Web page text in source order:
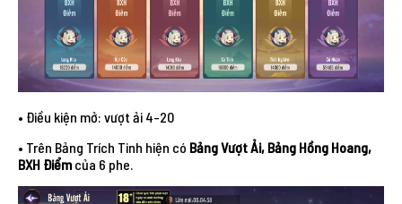
• Điều kiện mở: vượt ải 4-20
• Trên Bảng Trích Tinh hiện có Bảng Vượt Ải, Bảng Hồng Hoang,
BXH Điểmcủa 6 phe.